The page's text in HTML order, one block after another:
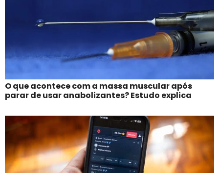
O que acontece com a massa muscular após
parar de usar anabolizantes? Estudo explica